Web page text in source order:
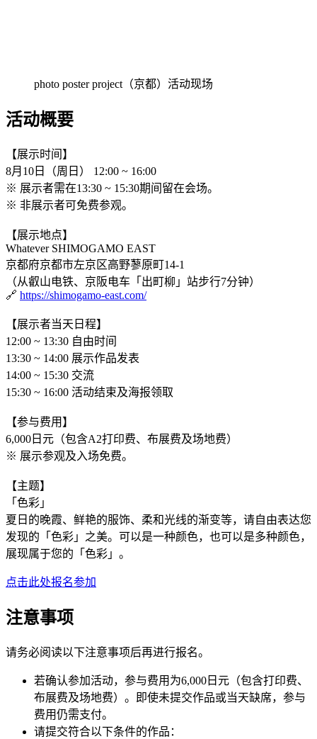
photo poster project（京都）活动现场
活动概要
【展示时间】
8月10日（周日） 12:00 ~ 16:00
※ 展示者需在13:30 ~ 15:30期间留在会场。
※ 非展示者可免费参观。
【展示地点】
Whatever SHIMOGAMO EAST
京都府京都市左京区高野蓼原町14-1
（从叡山电铁、京阪电车「出町柳」站步行7分钟）
🔗 https://shimogamo-east.com/
【展示者当天日程】
12:00 ~ 13:30 自由时间
13:30 ~ 14:00 展示作品发表
14:00 ~ 15:30 交流
15:30 ~ 16:00 活动结束及海报领取
【参与费用】
6,000日元（包含A2打印费、布展费及场地费）
※ 展示参观及入场免费。
【主题】
「色彩」
夏日的晚霞、鲜艳的服饰、柔和光线的渐变等，请自由表达您
发现的「色彩」之美。可以是一种颜色，也可以是多种颜色，
展现属于您的「色彩」。
点击此处报名参加
注意事项
请务必阅读以下注意事项后再进行报名。
若确认参加活动，参与费用为6,000日元（包含打印费、
布展费及场地费）。即使未提交作品或当天缺席，参与
费用仍需支付。
请提交符合以下条件的作品：